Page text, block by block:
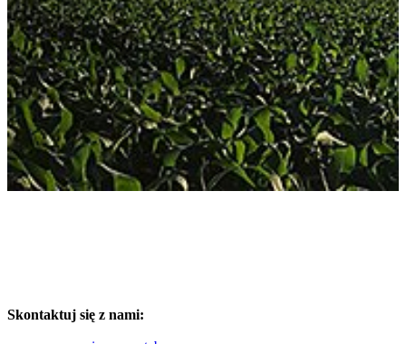
Skontaktuj się z nami: